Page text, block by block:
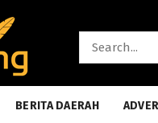
BERITA DAERAH